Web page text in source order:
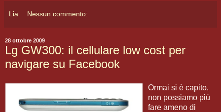
Lia Nessun commento:
28 ottobre 2009
Lg GW300: il cellulare low cost per
navigare su Facebook
Ormai si è capito,
non possiamo più
fare ameno di